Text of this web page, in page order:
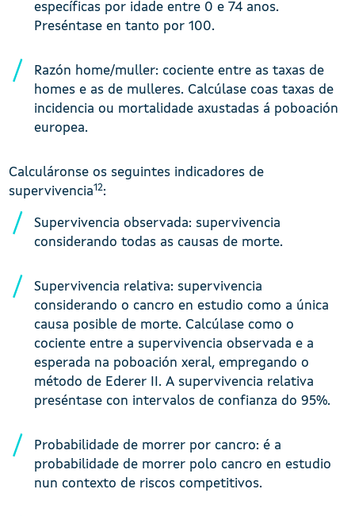
específicas por idade entre 0 e 74 anos.
Preséntase en tanto por 100.
Razón home/muller: cociente entre as taxas de
homes e as de mulleres. Calcúlase coas taxas de
incidencia ou mortalidade axustadas á poboación
europea.
Calculáronse os seguintes indicadores de
supervivencia12:
Supervivencia observada: supervivencia
considerando todas as causas de morte.
Supervivencia relativa: supervivencia
considerando o cancro en estudio como a única
causa posible de morte. Calcúlase como o
cociente entre a supervivencia observada e a
esperada na poboación xeral, empregando o
método de Ederer II. A supervivencia relativa
preséntase con intervalos de confianza do 95%.
Probabilidade de morrer por cancro: é a
probabilidade de morrer polo cancro en estudio
nun contexto de riscos competitivos.